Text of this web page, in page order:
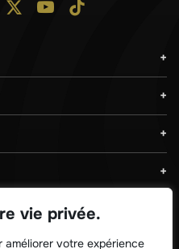
vie privée.
améliorer votre expérience